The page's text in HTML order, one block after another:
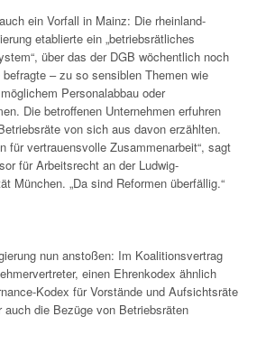
ein Vorfall in Mainz: Die rheinland-
etablierte ein „betriebsrätliches
über das der DGB wöchentlich noch
– zu so sensiblen Themen wie
Personalabbau oder
Die betroffenen Unternehmen erfuhren
von sich aus davon erzählten.
für vertrauensvolle Zusammenarbeit“, sagt
für Arbeitsrecht an der Ludwig-
München. „Da sind Reformen überfällig.“
nun anstoßen: Im Koalitionsvertrag
einen Ehrenkodex ähnlich
Kodex für Vorstände und Aufsichtsräte
auch die Bezüge von Betriebsräten